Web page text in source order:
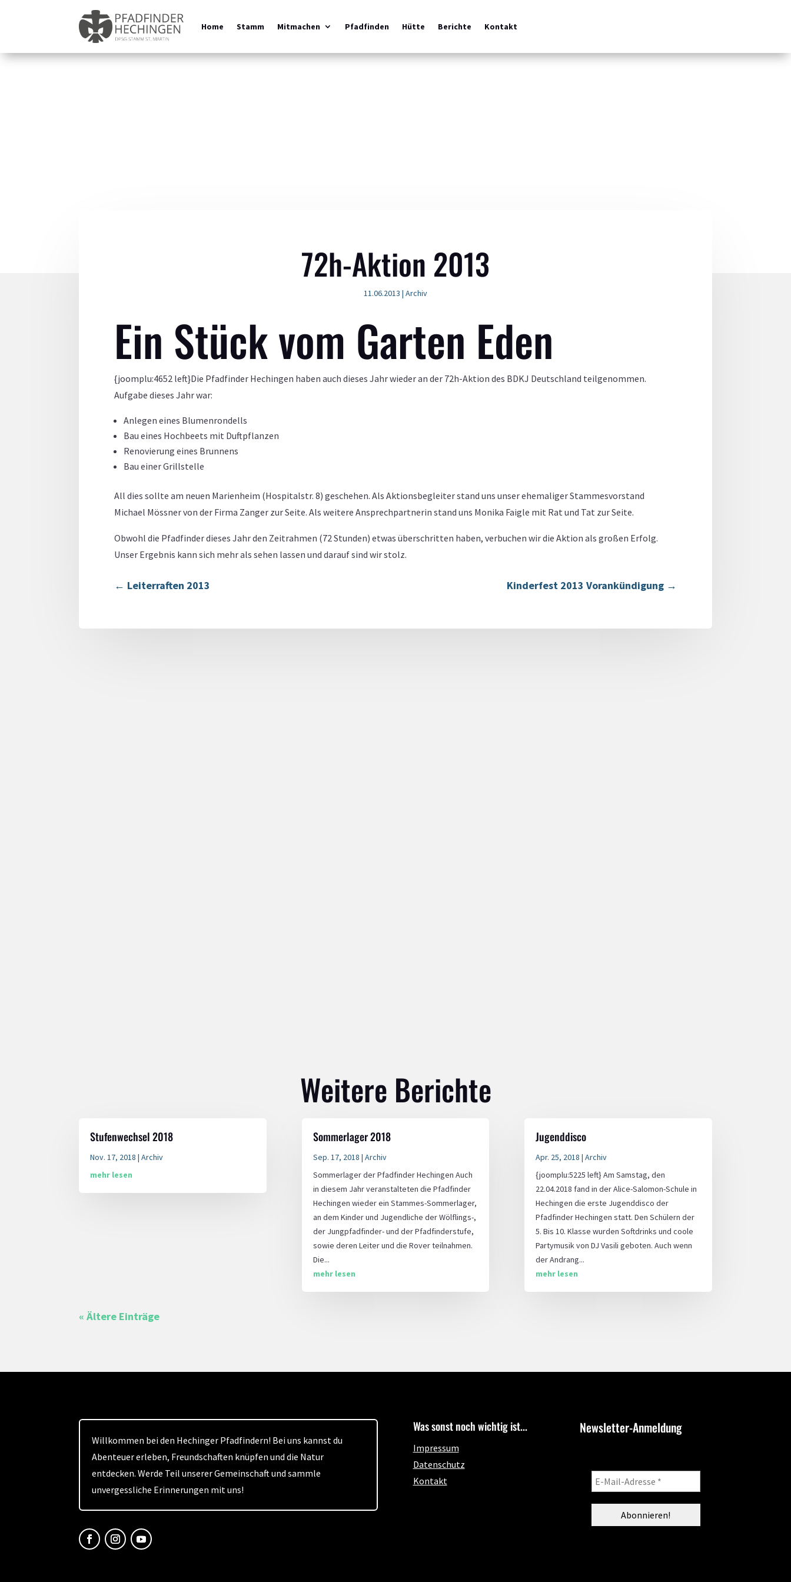
Home Stamm Mitmachen Pfadfinden Hütte Berichte Kontakt
72h-Aktion 2013
11.06.2013 | Archiv
Ein Stück vom Garten Eden
{joomplu:4652 left}Die Pfadfinder Hechingen haben auch dieses Jahr wieder an der 72h-Aktion des BDKJ Deutschland teilgenommen.
Aufgabe dieses Jahr war:
Anlegen eines Blumenrondells
Bau eines Hochbeets mit Duftpflanzen
Renovierung eines Brunnens
Bau einer Grillstelle
All dies sollte am neuen Marienheim (Hospitalstr. 8) geschehen. Als Aktionsbegleiter stand uns unser ehemaliger Stammesvorstand
Michael Mössner von der Firma Zanger zur Seite. Als weitere Ansprechpartnerin stand uns Monika Faigle mit Rat und Tat zur Seite.
Obwohl die Pfadfinder dieses Jahr den Zeitrahmen (72 Stunden) etwas überschritten haben, verbuchen wir die Aktion als großen Erfolg.
Unser Ergebnis kann sich mehr als sehen lassen und darauf sind wir stolz.
← Leiterraften 2013 Kinderfest 2013 Vorankündigung→
Weitere Berichte
Stufenwechsel 2018
Nov. 17, 2018 |Archiv
mehr lesen
Sommerlager 2018
Sep. 17, 2018 | Archiv
Sommerlager der Pfadfinder Hechingen Auch
in diesem Jahr veranstalteten die Pfadfinder
Hechingen wieder ein Stammes-Sommerlager,
an dem Kinder und Jugendliche der Wölflings-,
der Jungpfadfinder- und der Pfadfinderstufe,
sowie deren Leiter und die Rover teilnahmen.
Die...
mehr lesen
Jugenddisco
Apr. 25, 2018 | Archiv
{joomplu:5225 left} Am Samstag, den
22.04.2018 fand in der Alice-Salomon-Schule in
Hechingen die erste Jugenddisco der
Pfadfinder Hechingen statt. Den Schülern der
5. Bis 10. Klasse wurden Softdrinks und coole
Partymusik von DJ Vasili geboten. Auch wenn
der Andrang...
mehr lesen
« Ältere Einträge
Willkommen bei den Hechinger Pfadfindern! Bei uns kannst du
Abenteuer erleben, Freundschaften knüpfen und die Natur
entdecken. Werde Teil unserer Gemeinschaft und sammle
unvergessliche Erinnerungen mit uns!
Was sonst noch wichtig ist...
Impressum
Datenschutz
Kontakt
Newsletter-Anmeldung